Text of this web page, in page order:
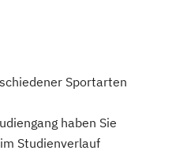
Sportarten
haben Sie
Studienverlauf